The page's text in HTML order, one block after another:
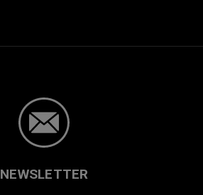
NEWSLETTER